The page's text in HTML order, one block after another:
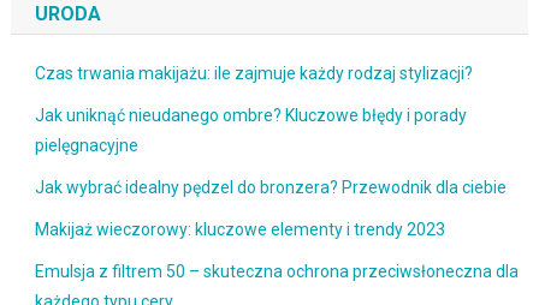
URODA
Czas trwania makijażu: ile zajmuje każdy rodzaj stylizacji?
Jak uniknąć nieudanego ombre? Kluczowe błędy i porady
pielęgnacyjne
Jak wybrać idealny pędzel do bronzera? Przewodnik dla ciebie
Makijaż wieczorowy: kluczowe elementy i trendy 2023
Emulsja z filtrem 50 – skuteczna ochrona przeciwsłoneczna dla
każdego typu cery